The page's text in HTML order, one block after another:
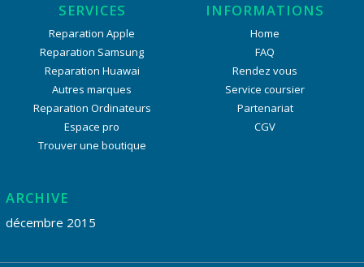
SERVICES
Reparation Apple
Reparation Samsung
Reparation Huawai
Autres marques
Reparation Ordinateurs
Espace pro
Trouver une boutique
INFORMATIONS
Home
FAQ
Rendez vous
Service coursier
Partenariat
CGV
ARCHIVE
décembre 2015